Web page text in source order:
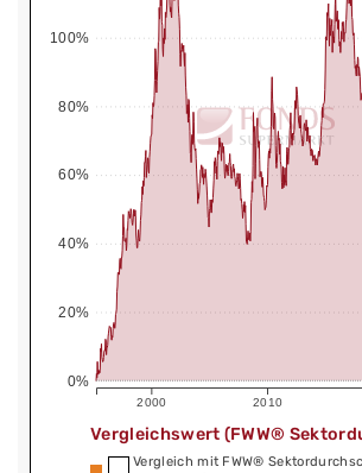
2000 2010
0%
20%
40%
60%
80%
100%
Vergleichswert (FWW®
Vergleich mit FWW®